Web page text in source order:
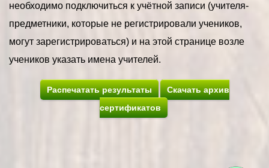
необходимо подключиться к учётной записи (учителя-
предметники, которые не регистрировали учеников,
могут зарегистрироваться) и на этой странице возле
учеников указать имена учителей.
Распечатать результаты
Скачать архив
сертификатов